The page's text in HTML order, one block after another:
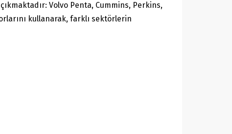
Volvo Penta, Cummins, Perkins,
kullanarak, farklı sektörlerin